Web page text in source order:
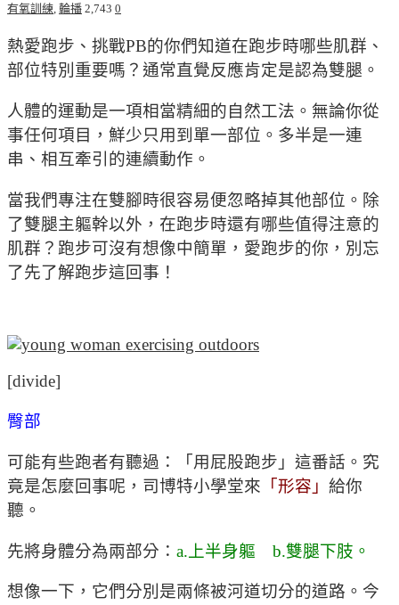
有氧訓練 輪播 2,743 0
熱愛跑步、挑戰PB的你們知道在跑步時哪些肌群、
部位特別重要嗎？通常直覺反應肯定是認為雙腿。
人體的運動是一項相當精細的自然工法。無論你從
事任何項目，鮮少只用到單一部位。多半是一連
串、相互牽引的連續動作。
當我們專注在雙腳時很容易便忽略掉其他部位。除
了雙腿主軀幹以外，在跑步時還有哪些值得注意的
肌群？跑步可沒有想像中簡單，愛跑步的你，別忘
了先了解跑步這回事！
[divide]
臀部
可能有些跑者有聽過：「用屁股跑步」這番話。究
竟是怎麼回事呢，司博特小學堂來 「形容」 給你
聽。
先將身體分為兩部分： a.上半身軀 b.雙腿下肢。
想像一下，它們分別是兩條被河道切分的道路。今